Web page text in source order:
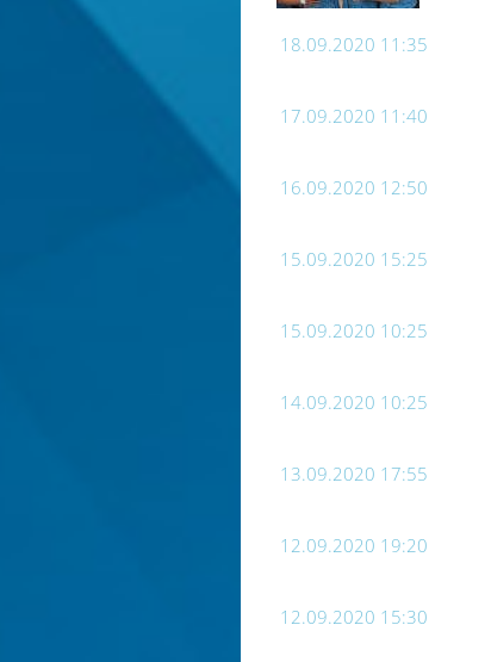
18.09.2020 11:35
17.09.2020 11:40
16.09.2020 12:50
15.09.2020 15:25
15.09.2020 10:25
14.09.2020 10:25
13.09.2020 17:55
12.09.2020 19:20
12.09.2020 15:30